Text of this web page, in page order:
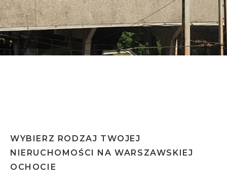
Ochota
Dla tego miasta wykonujemy certyfikat w
48h
WYBIERZ RODZAJ TWOJEJ
NIERUCHOMOŚCI NA WARSZAWSKIEJ
OCHOCIE